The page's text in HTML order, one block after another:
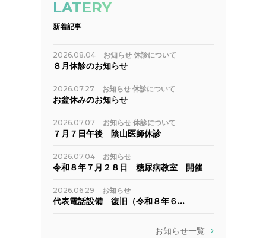
LATERY
新着記事
2026.08.04 お知らせ 休診について
８月休診のお知らせ
2026.07.27 お知らせ 休診について
お盆休みのお知らせ
2026.07.07 お知らせ 休診について
７月７日午後 陰山医師休診
2026.07.04 お知らせ
令和８年７月２８日 糖尿病教室 開催
2026.06.29 お知らせ
代表電話設備 復旧（令和８年６…
お知らせ一覧